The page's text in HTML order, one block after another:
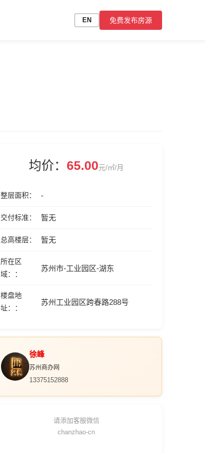
EN 免费发布房源
均价： 65.00元/㎡/月
整层面积 -
交付标准 暂无
总高楼层 暂无
所在区
域：
苏州市-工业园区-湖东
楼盘地
址：
苏州工业园区跨春路288号
徐峰
苏州商办网
13375152888
请添加客服微信
chanzhao-cn